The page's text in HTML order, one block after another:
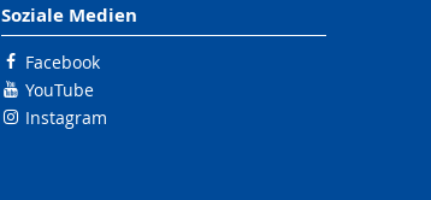
Soziale Medien
Facebook
YouTube
Instagram